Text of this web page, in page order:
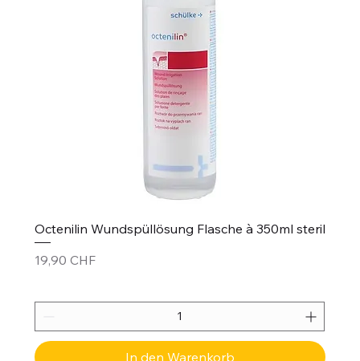
Octenilin Wundspüllösung Flasche à 350ml steril
Preis
19,90 CHF
In den Warenkorb